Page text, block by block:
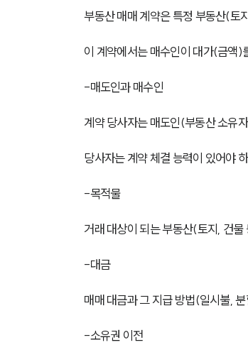
부동산 매매 계약은 특정 부동산(토
이 계약에서는 매수인이 대가(금액)
-매도인과 매수인
계약 당사자는 매도인(부동산 소유
당사자는 계약 체결 능력이 있어야
-목적물
거래 대상이 되는 부동산(토지, 건
-대금
매매 대금과 그 지급 방법(일시불,
-소유권 이전